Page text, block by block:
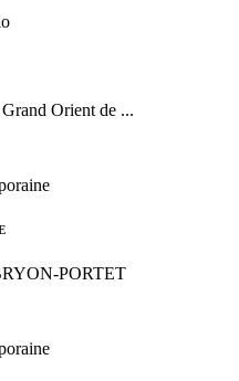
Orient de ...
PORTET